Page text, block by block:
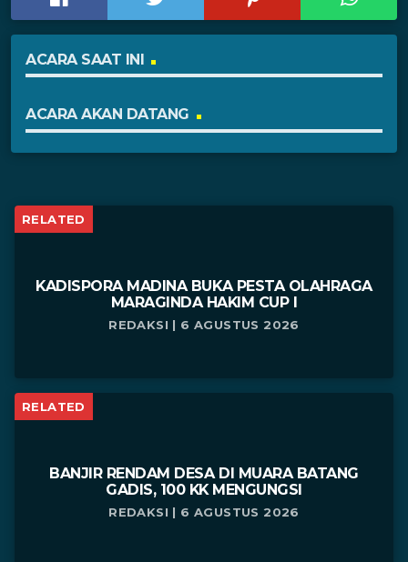
ACARA SAAT INI
ACARA AKAN DATANG
RELATED
KADISPORA MADINA BUKA PESTA OLAHRAGA
MARAGINDA HAKIM CUP I
REDAKSI | 6 AGUSTUS 2026
RELATED
BANJIR RENDAM DESA DI MUARA BATANG
GADIS, 100 KK MENGUNGSI
REDAKSI | 6 AGUSTUS 2026